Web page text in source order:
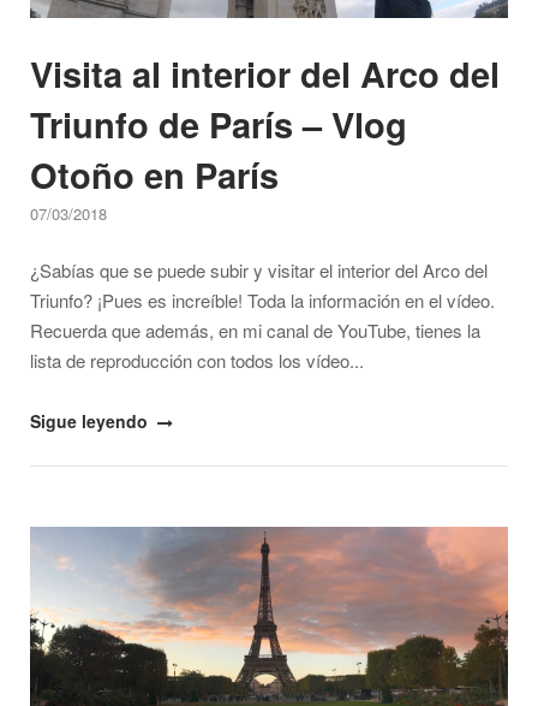
París
Vlog
en
París"
Visita al interior del Arco del
Triunfo de París – Vlog
Otoño en París
07/03/2018
¿Sabías que se puede subir y visitar el interior del Arco del
Triunfo? ¡Pues es increíble! Toda la información en el vídeo.
Recuerda que además, en mi canal de YouTube, tienes la
lista de reproducción con todos los vídeo...
"Visita
Arco
de
París
–
Sigue leyendo
Open post